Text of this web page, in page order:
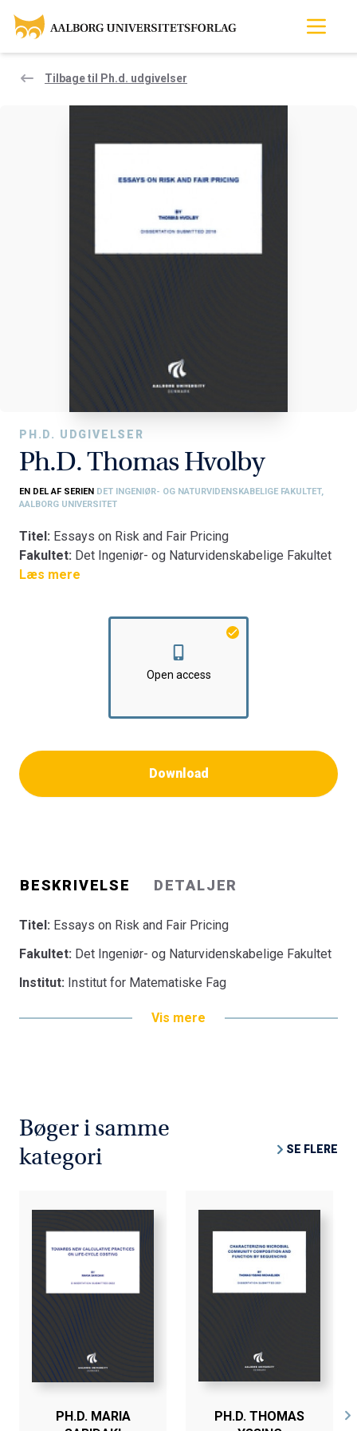
Tilbage til Ph.d. udgivelser
PH.D. UDGIVELSER
Ph.D. Thomas Hvolby
EN DEL AF SERIEN DET INGENIØR- OG NATURVIDENSKABELIGE FAKULTET,
AALBORG UNIVERSITET
Titel: Essays on Risk and Fair Pricing
Fakultet: Det Ingeniør- og Naturvidenskabelige Fakultet
Institut:Institut for Matematiske Fag
Læs mere
Open access
Download
BESKRIVELSE DETALJER
Titel: Essays on Risk and Fair Pricing
Fakultet: Det Ingeniør- og Naturvidenskabelige Fakultet
Institut: Institut for Matematiske Fag
Vis mere
Bøger i samme
kategori
SE FLERE
PH.D. MARIA
PH.D. THOMAS